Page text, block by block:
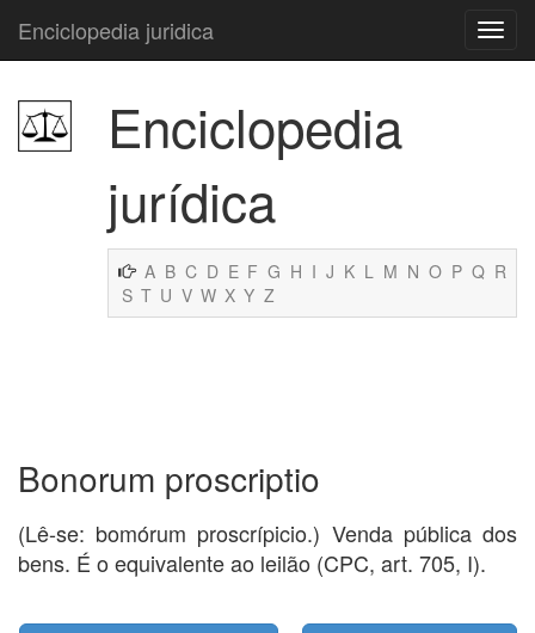
Enciclopedia juridica
Enciclopedia
jurídica
A B C D E F G H I J K L M N O P Q R
S T U V W X Y Z
Bonorum proscriptio
(Lê-se: bomórum proscrípicio.) Venda pública dos
bens. É o equivalente ao leilão (CPC, art. 705, I).